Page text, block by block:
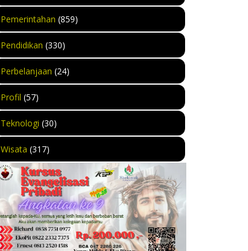
Pemerintahan (859)
Pendidikan (330)
Perbelanjaan (24)
Profil (57)
Teknologi (30)
Wisata (317)